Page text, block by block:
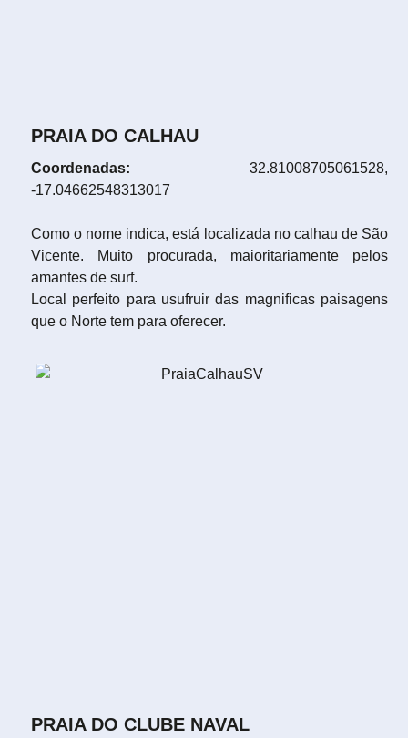
PRAIA DO CALHAU
Coordenadas: 32.81008705061528,
-17.04662548313017
Como o nome indica, está localizada no calhau de São
Vicente. Muito procurada, maioritariamente pelos
amantes de surf.
Local perfeito para usufruir das magnificas paisagens
que o Norte tem para oferecer.
PRAIA DO CLUBE NAVAL